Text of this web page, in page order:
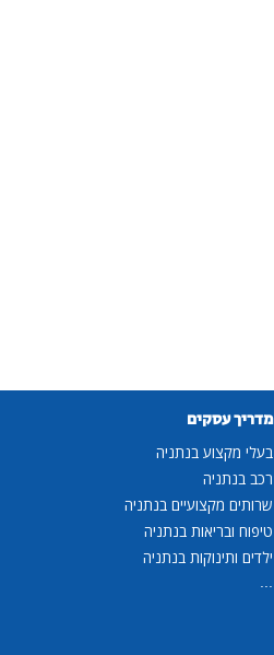
מדריך עסקים
בעלי מקצוע בנתניה
רכב בנתניה
שרותים מקצועיים בנתניה
טיפוח ובריאות בנתניה
ילדים ותינוקות בנתניה